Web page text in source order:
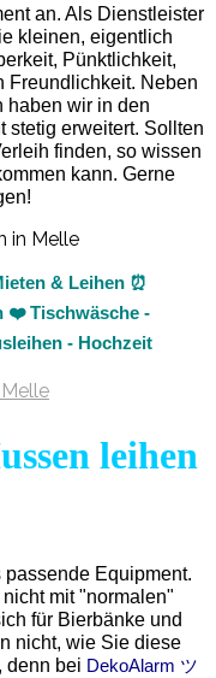
an. Als Dienstleister
kleinen, eigentlich
Pünktlichkeit,
Freundlichkeit. Neben
haben wir in den
stetig erweitert. Sollten
finden, so wissen
kann. Gerne
& Leihen ⏰
❤️ Tischwäsche -
- Hochzeit
leihen
Equipment.
mit "normalen"
für Bierbänke und
nicht, wie Sie diese
denn bei DekoAlarm ツ